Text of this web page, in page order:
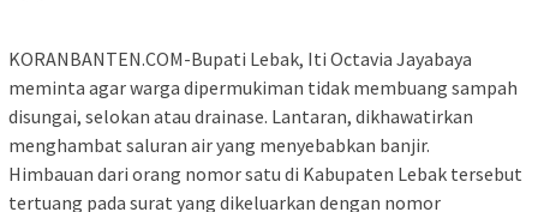
KORANBANTEN.COM-Bupati Lebak, Iti Octavia Jayabaya
meminta agar warga dipermukiman tidak membuang sampah
disungai, selokan atau drainase. Lantaran, dikhawatirkan
menghambat saluran air yang menyebabkan banjir.
Himbauan dari orang nomor satu di Kabupaten Lebak tersebut
tertuang pada surat yang dikeluarkan dengan nomor